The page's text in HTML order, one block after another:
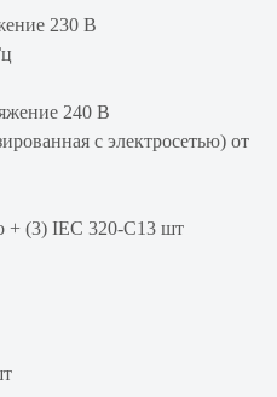
230 В
240 В
с электросетью) от
+ (3) IEC 320-C13 шт